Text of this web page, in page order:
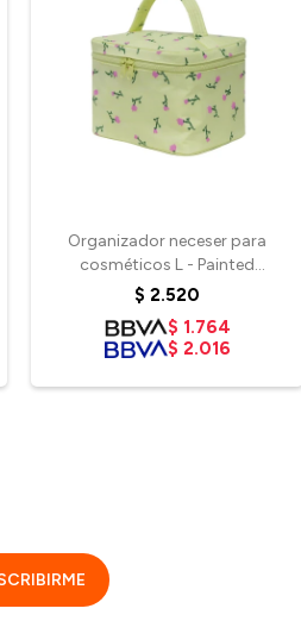
Organizador neceser para
cosméticos L - Painted
Wildflower
$ 2.520
$ 1.764
$ 2.016